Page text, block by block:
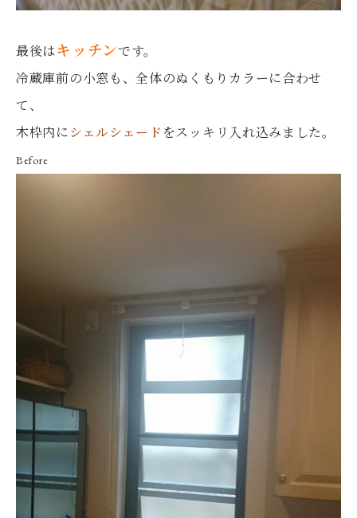
最後はキッチンです。
冷蔵庫前の小窓も、全体のぬくもりカラーに合わせ
て、
木枠内にシェルシェード をスッキリ入れ込みました。
Before